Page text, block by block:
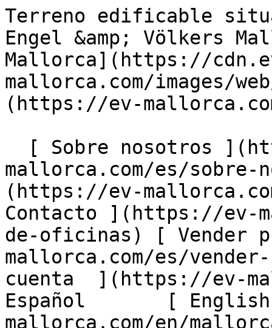
Terreno edificable situado en un entorno idílico - Engel &amp; Völkers Mallorca                [ ![EV Mallorca](https://cdn.ev-mallorca.com/images/web/EV_Logo_RGB.svg) ](https://ev-mallorca.com/es)  Mallorca  

  [ Sobre nosotros ](https://ev-mallorca.com/es/sobre-nosotros) [ Sobre Mallorca ](https://ev-mallorca.com/es/sobre-mallorca) [ Contacto ](https://ev-mallorca.com/es/ubicaciones-de-oficinas) [ Vender propiedad ](https://ev-mallorca.com/es/vender-propiedad-mallorca) [    Mi cuenta  ](https://ev-mallorca.com/es/mi-cuenta)   Español       [ English ](https://ev-mallorca.com/en/mallorca-property/idyllically-located-building-plot-W-030DD6)    [ Deutsch ](https://ev-mallorca.com/de/mallorca-immobilie/idyllisch-gelegenes-baugrundstuck-W-030DD6)   [ Català ](https://ev-mallorca.com/ca/immoble-mallorca/parcella-per-a-construccio-situada-en-un-entorn-idillic-W-030DD6)   [ Svenska ](https://ev-mallorca.com/sv/mallorca-fastighet/idylliskt-belagen-byggnadstomt-W-030DD6)   [ Français ](https://ev-mallorca.com/fr/bien-majorque/terrain-a-batir-dans-un-cadre-idyllique-W-030DD6)   [ Polski ](https://ev-mallorca.com/pl/nieruchomosc-majorce/idyllicznie-polozona-dzialka-budowlana-W-030DD6)   [ Italiano ](https://ev-mallorca.com/it/immobili-maiorca/terreno-edificabile-in-posizione-idilliaca-W-030DD6)   [ Dutch ](https://ev-mallorca.com/nl/mallorca-eigendom/idyllisch-gelegen-bouwkavel-W-030DD6)   [ Русский ](https://ev-mallorca.com/ru/nedvizhimost-mayorka/idilliceski-raspolozennyi-ucastok-pod-zastroiku-W-030DD6)   [ Dansk ](https://ev-mallorca.com/da/mallorca-ejendom/idyllisk-beliggende-byggegrund-W-030DD6)   

  Comprar  [ Todas las propiedades ](https://ev-mallorca.com/es/inmobiliaria-mallorca?contract_type=0) [ Casa ](https://ev-mallorca.com/es/inmobiliaria-mallorca?contract_type=0&type%5B0%5D=0) [ Finca ](https://ev-mallorca.com/es/inmobiliaria-mallorca?contract_type=0&type%5B0%5D=1) [ Apartamento ](https://ev-mallorca.com/es/inmobiliaria-mallorca?contract_type=0&type%5B0%5D=2) [ Ático ](https://ev-mallorca.com/es/inmobiliaria-mallorca?contract_type=0&type%5B0%5D=5) [ Solares ](https://ev-mallorca.com/es/inmobiliaria-mallorca?contract_type=0&type%5B0%5D=3) [ Obra nueva ](https://ev-mallorca.com/es/inmobiliaria-mallorca?contract_type=0&type%5B0%5D=development) 

  Alquilar  [ Todas las propiedades ](https://ev-mallorca.com/es/inmobiliaria-mallorca?contract_type=1) [ Casa ](https://ev-mallorca.com/es/inmobiliaria-mallorca?contract_type=1&type%5B0%5D=0) [ Finca ](https://ev-mallorca.com/es/inmobiliaria-mallorca?contract_type=1&type%5B0%5D=1) [ Apartamento ](https://ev-mallorca.com/es/inmobiliaria-mallorca?contract_type=1&type%5B0%5D=2) [ Ático ](https://ev-mallorca.com/es/inmobiliaria-mallorca?contract_type=1&type%5B0%5D=5) 

  Alquiler Vacacional  [ Todas las propiedades ](https://ev-mallorca.com/es/alquiler-vacacional) [ Casa ](https://ev-mallorca.com/es/alquiler-vacacional?type%5B0%5D=0) [ Finca ](https://ev-mallorca.com/es/alquiler-vacacional?type%5B0%5D=1) [ Apartamento ](https://ev-mallorca.com/es/alquiler-vacacional?type%5B0%5D=2) [ Ático ](https://ev-mallorca.com/es/alquiler-vacacional?type%5B0%5D=5) 

  Comercial  [ Todas las propiedades ](https://ev-mallorca.com/es/propiedades-comerciales) [ Agricultura y bosques ](https://ev-mallorca.com/es/propiedades-comerciales?type%5B0%5D=6) [ Hotel ](https://ev-mallorca.com/es/propiedades-comerciales?type%5B0%5D=7) [ Industria ](https://ev-mallorca.com/es/propiedades-comerciales?type%5B0%5D=8) [ Inversión ](https://ev-mallorca.com/es/propiedades-comerciales?type%5B0%5D=9) [ Gastronomía ](https://ev-mallorca.com/es/propiedades-comerciales?type%5B0%5D=10) [ Solares ](https://ev-mallorca.com/es/propiedades-comerciales?type%5B0%5D=11) [ Oficina ](https://ev-mallorca.com/es/propiedades-comerciales?type%5B0%5D=12) [ Otros ](https://ev-mallorca.com/es/propiedades-comerciales?type%5B0%5D=13) [ Tienda ](https://ev-mallorca.com/es/propiedades-comerciales?type%5B0%5D=14) 

 [ Obra nueva ](https://ev-mallorca.com/es/obra-nueva-mallorca) 

     Español       [ English ](https://ev-mallorca.com/en/mallorca-property/idyllically-located-building-plot-W-030DD6)    [ Deutsch ](https://ev-mallorca.com/de/mallorca-immobilie/idyllisch-gelegenes-baugrundstuck-W-030DD6)   [ Català ](https://ev-mallorca.com/ca/immoble-mallorca/parcella-per-a-construccio-situada-en-un-entorn-idillic-W-030DD6)   [ Svenska ](https://ev-mallorca.com/sv/mallorca-fastighet/idylliskt-belagen-